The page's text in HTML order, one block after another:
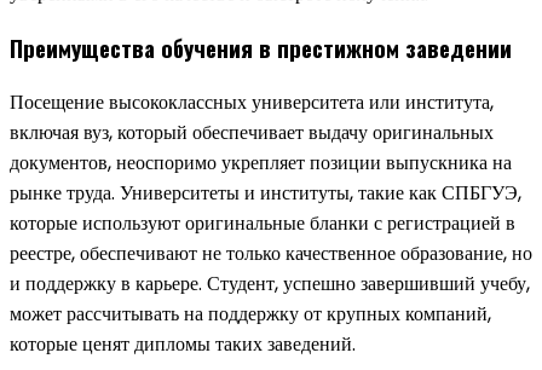
Преимущества обучения в престижном заведении
Посещение высококлассных университета или института,
включая вуз, который обеспечивает выдачу оригинальных
документов, неоспоримо укрепляет позиции выпускника на
рынке труда. Университеты и институты, такие как СПБГУЭ,
которые используют оригинальные бланки с регистрацией в
реестре, обеспечивают не только качественное образование, но
и поддержку в карьере. Студент, успешно завершивший учебу,
может рассчитывать на поддержку от крупных компаний,
которые ценят дипломы таких заведений.